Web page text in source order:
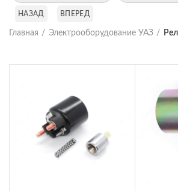
НАЗАД ВПЕРЕД
Главная Электрооборудование УАЗ